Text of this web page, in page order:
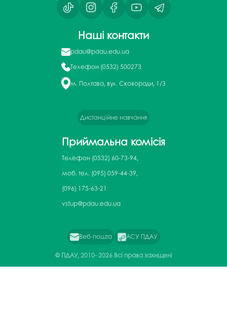
Наші контакти
pdau@pdau.edu.ua
Телефон (0532) 500273
м. Полтава, вул. Сковороди, 1/3
Дистанційне навчання
Приймальна комісія
Телефон (0532) 60-73-94,
моб. тел. (095) 059-44-39,
(096) 175-63-21
vstup@pdau.edu.ua
Веб-пошта АСУ ПДАУ
© ПДАУ, 2010-2026 Всі права захищені